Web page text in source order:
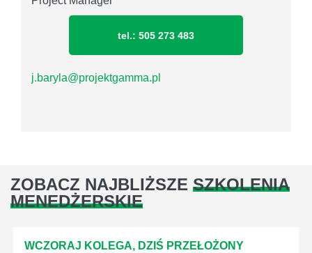
tel.: 505 273 483
j.baryla@projektgamma.pl
ZOBACZ NAJBLIŻSZE SZKOLENIA
MENEDŻERSKIE
WCZORAJ KOLEGA, DZIŚ PRZEŁOŻONY